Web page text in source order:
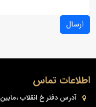
ارسال
اطلاعات تماس
آدرس دفتر خ انقلاب